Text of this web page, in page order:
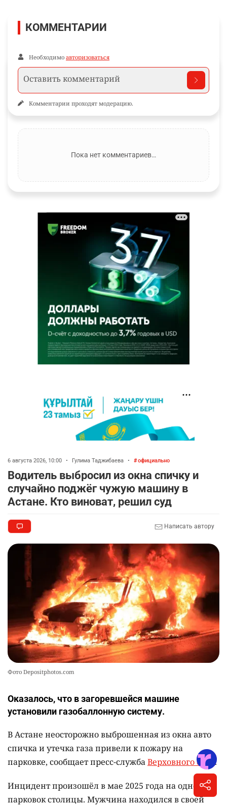
КОММЕНТАРИИ
Необходимо авторизоваться
Комментарии проходят модерацию.
Пока нет комментариев…
6 августа 2026, 10:00 • Гулима Таджибаева • официально
Водитель выбросил из окна спичку и
случайно поджёг чужую машину в
Астане. Кто виноват, решил суд
Написать автору
Фото Depositphotos.com
Оказалось, что в загоревшейся машине
установили газобаллонную систему.
В Астане неосторожно выброшенная из окна авто
спичка и утечка газа привели к пожару на
парковке, сообщает пресс-службаВерховного суда .
Инцидент произошёл в мае 2025 года на одной из
парковок столицы. Мужчина находился в своей